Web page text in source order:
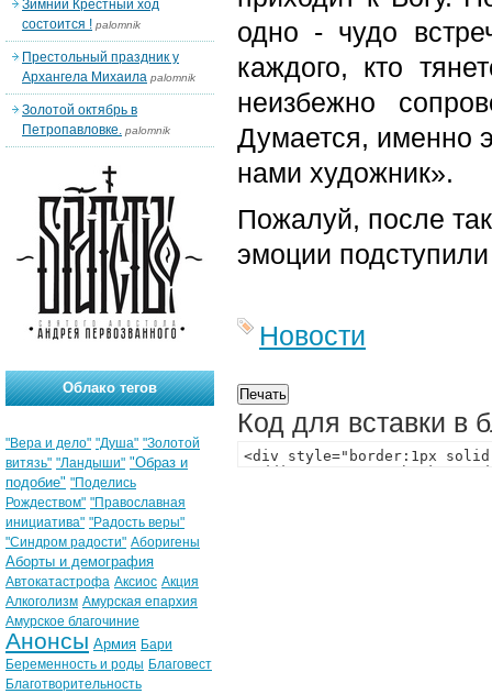
одно - чудо
каждого, кто
неизбежно
Думается, именно
нами художник».
Пожалуй, после
эмоции
Новости
Код для вставки в
Зимний Крестный ход
состоится ! palomnik
Престольный праздник у
Архангела Михаила palomnik
Золотой октябрь в
Петропавловке. palomnik
Облако тегов
"Вера и дело" "Душа" "Золотой
витязь" "Ландыши" "Образ и
подобие" "Поделись
Рождеством" "Православная
инициатива" "Радость веры"
"Синдром радости" Аборигены
Аборты и демография
Автокатастрофа Аксиос Акция
Алкоголизм Амурская епархия
Амурское благочиние
Анонсы Армия Бари
Беременность и роды Благовест
Благотворительность